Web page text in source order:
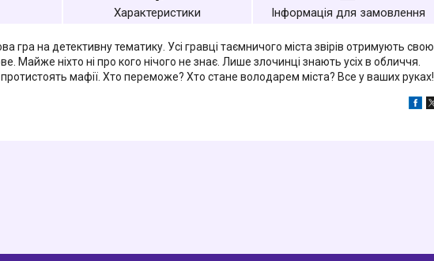
Характеристики Інформація для замовлення
гра на детективну тематику. Усі гравці таємничого міста звірів отримують свою
Майже ніхто ні про кого нічого не знає. Лише злочинці знають усіх в обличчя.
протистоять мафії. Хто переможе? Хто стане володарем міста? Все у ваших руках!